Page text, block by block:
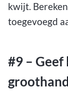
kwijt.
toegevoegd
#9 –